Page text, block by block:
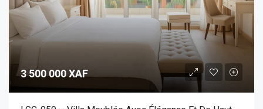
3 500 000 XAF